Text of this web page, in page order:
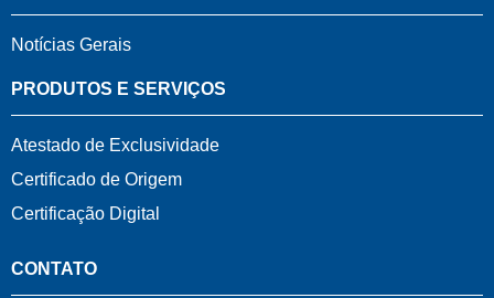
Notícias Gerais
PRODUTOS E SERVIÇOS
Atestado de Exclusividade
Certificado de Origem
Certificação Digital
CONTATO